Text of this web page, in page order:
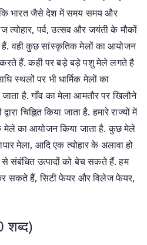
भारत जैसे देश में समय समय और
त्योहार, पर्व, उत्सव और जयंती के मौकों
हैं. वही कुछ सांस्कृतिक मेलों का आयोजन
करते हैं. कही पर बड़े बड़े पशु मेले लगते है
स्थलों पर भी धार्मिक मेलों का
है. गाँव का मेला आमतौर पर खिलौने
चिह्नित किया जाता है. हमारे राज्यों में
मेले का आयोजन किया जाता है. कुछ मेले
मेला, आदि एक त्योहार के अलावा हो
संबंधित उत्पादों को बेच सकते हैं. हम
कर सकते हैं, सिटी फेयर और विलेज फेयर,
शब्द)